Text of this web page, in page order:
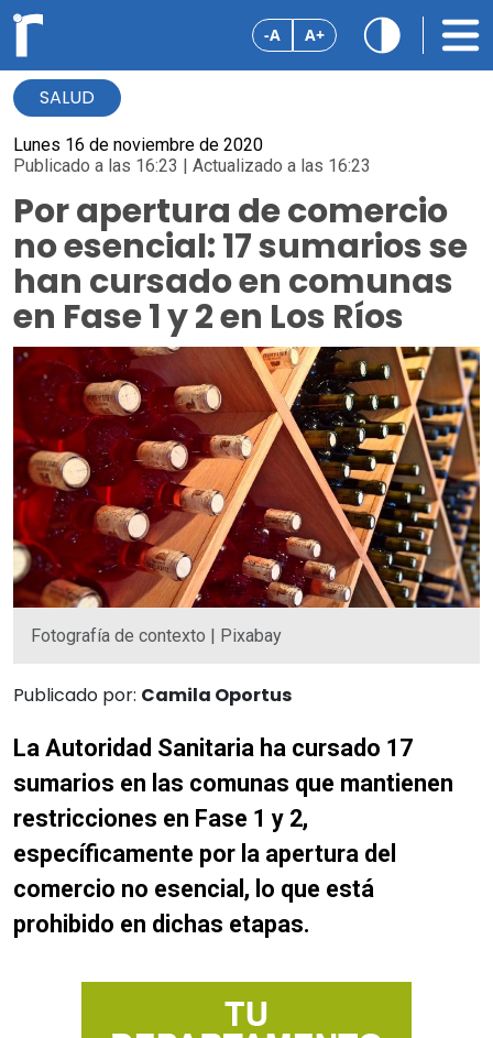
-A A+
SALUD
Lunes 16 de noviembre de 2020
Publicado a las 16:23 | Actualizado a las 16:23
Por apertura de comercio
no esencial: 17 sumarios se
han cursado en comunas
en Fase 1 y 2 en Los Ríos
Fotografía de contexto | Pixabay
Publicado por: Camila Oportus
La Autoridad Sanitaria ha cursado 17
sumarios en las comunas que mantienen
restricciones en Fase 1 y 2,
específicamente por la apertura del
comercio no esencial, lo que está
prohibido en dichas etapas.